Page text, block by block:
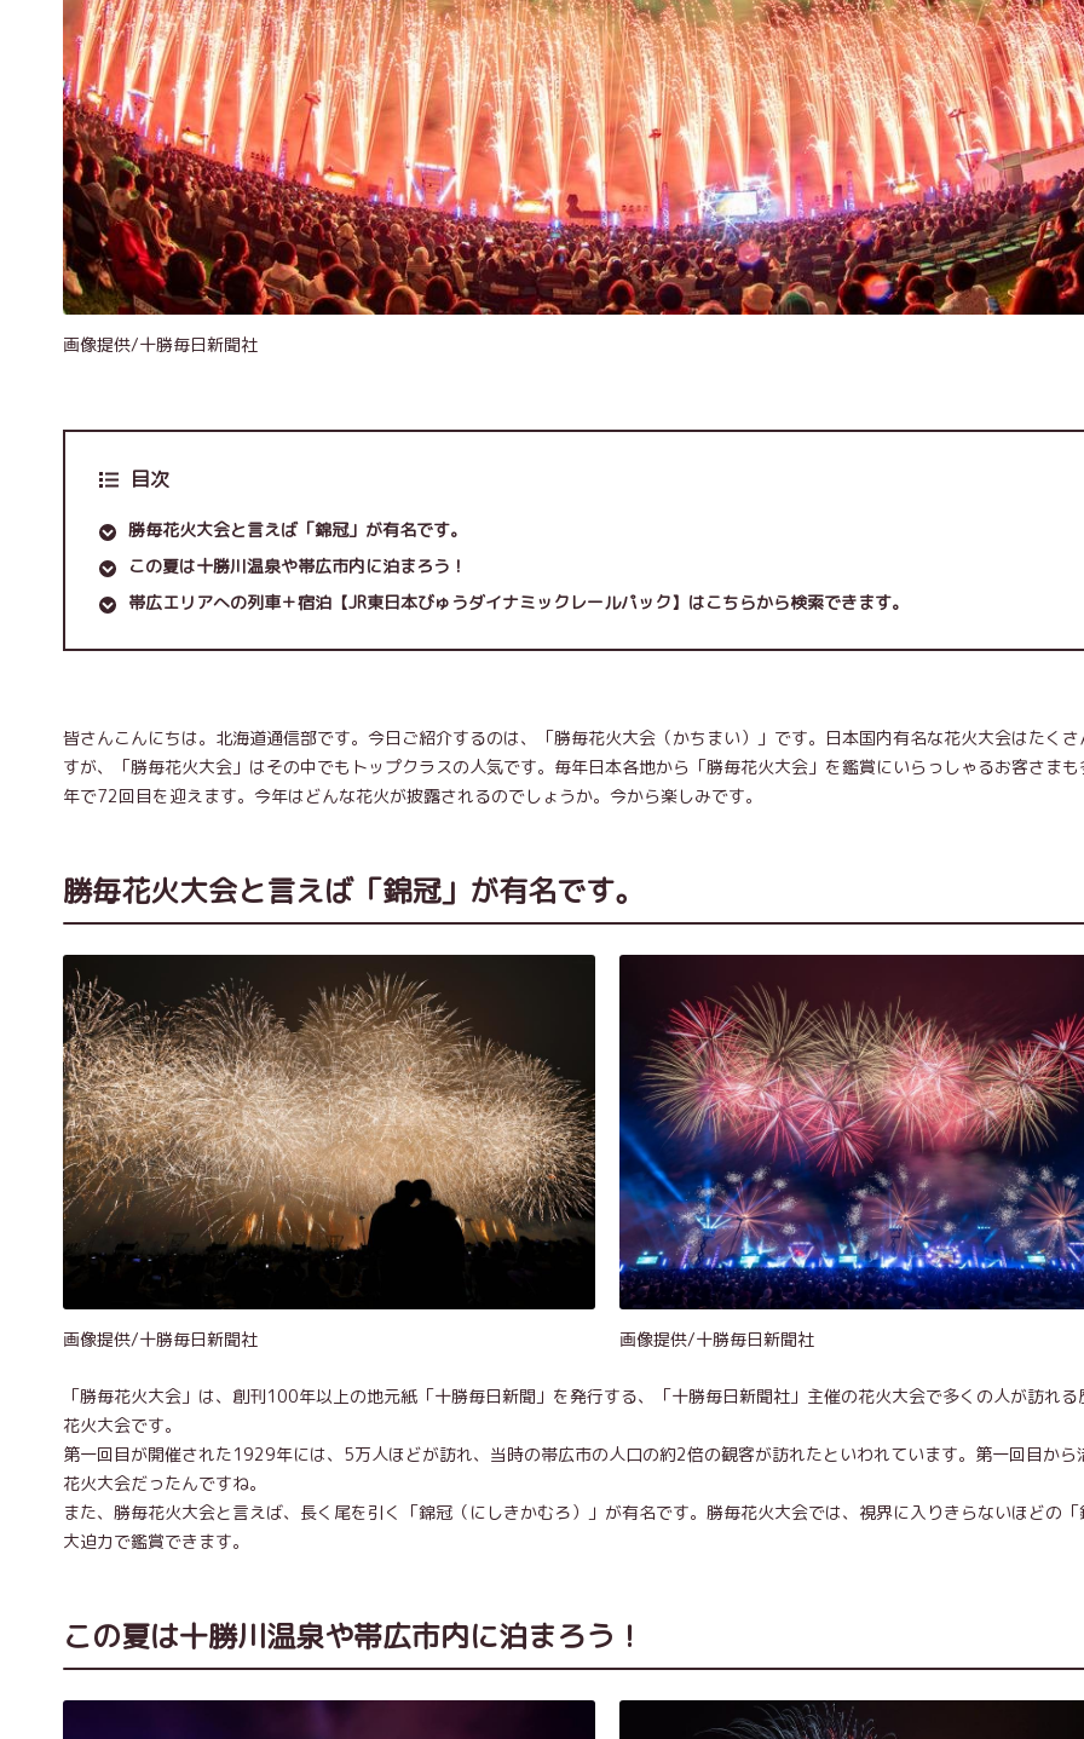
画像提供/十勝毎日新聞社
目次
勝毎花火大会と言えば「錦冠」が有名です。
この夏は十勝川温泉や帯広市内に泊まろう！
帯広エリアへの列車＋宿泊【JR東日本びゅうダイナミックレールパック】はこちらから検索できます。
皆さんこんにちは。北海道通信部です。今日ご紹介するのは、「勝毎花火大会（かちまい）」です。日本国内有名な花火大会はたく
すが、「勝毎花火大会」はその中でもトップクラスの人気です。毎年日本各地から「勝毎花火大会」を鑑賞にいらっしゃるお客さま
年で72回目を迎えます。今年はどんな花火が披露されるのでしょうか。今から楽しみです。
勝毎花火大会と言えば「錦冠」が有名です。
画像提供/十勝毎日新聞社 画像提供/十勝毎日新聞社
「勝毎花火大会」は、創刊100年以上の地元紙「十勝毎日新聞」を発行する、「十勝毎日新聞社」主催の花火大会で多くの人が訪れる
花火大会です。
第一回目が開催された1929年には、5万人ほどが訪れ、当時の帯広市の人口の約2倍の観客が訪れたといわれています。第一回目から
花火大会だったんですね。
また、勝毎花火大会と言えば、長く尾を引く「錦冠（にしきかむろ）」が有名です。勝毎花火大会では、視界に入りきらないほどの
大迫力で鑑賞できます。
この夏は十勝川温泉や帯広市内に泊まろう！